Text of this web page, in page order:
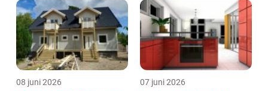
08 juni 2026 07 juni 2026